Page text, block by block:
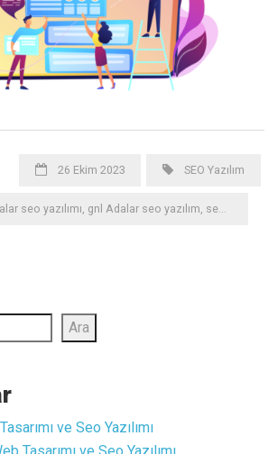
26 Ekim 2023 SEO Yazılım
seo yazılımı, gnl Adalar seo yazılım, seo ,
Ara
ve Seo Yazılımı